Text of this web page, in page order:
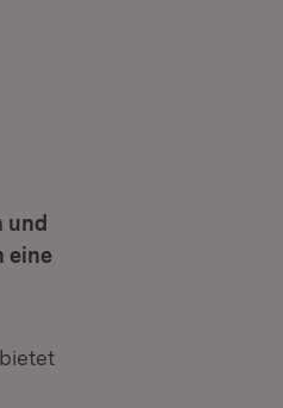
und
eine